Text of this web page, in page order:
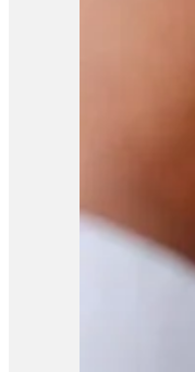
«ជាក្ដីសង្ឃឹម ហើយនិ
ផ្សព្វផ្សាយអំពីច្បាប់
សាន សិទ្ធិ ជាប់ឃុំមក អ្
ស្រាប់ហើយស្រុកយើងនេ
ទម្លាក់បទចោទគាត់
ពេលឥឡូវនេះគាត់ថា
សវនាការព្រឹកនេះ ក
ទោសឱ្យជាប់ពន្ធនាគ
អង្គសេចក្ដី គឺសុំនៅ